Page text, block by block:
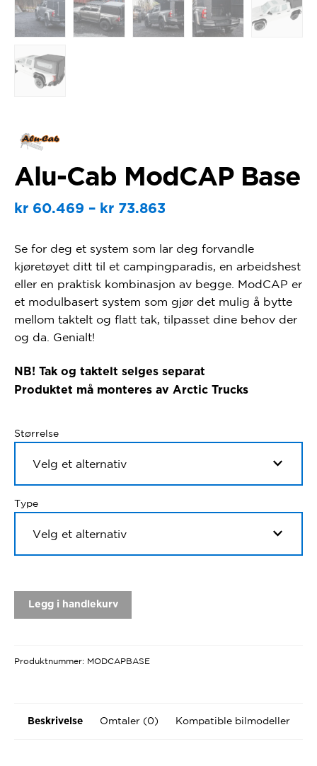
Alu-Cab ModCAP Base
kr60.469 – kr73.863Prisområde:
til
kr 73.863
Se for deg et system som lar deg forvandle
kjøretøyet ditt til et campingparadis, en arbeidshest
eller en praktisk kombinasjon av begge. ModCAP er
et modulbasert system som gjør det mulig å bytte
mellom taktelt og flatt tak, tilpasset dine behov der
og da. Genialt!
NB! Tak og taktelt selges separat
Produktet må monteres av Arctic Trucks
Størrelse
Type
Legg i handlekurv
Produktnummer: MODCAPBASE
Beskrivelse Omtaler (0) Kompatible bilmodeller